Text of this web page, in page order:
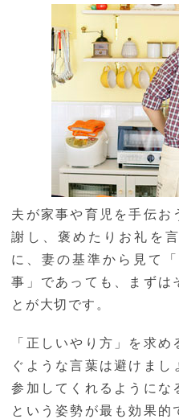
夫が家事や育児を手伝お
謝し、褒めたりお礼を
に、妻の基準から見て
事」であっても、まずは
とが大切です。
「正しいやり方」を求
ぐような言葉は避けまし
参加してくれるようにな
という姿勢が最も効果的